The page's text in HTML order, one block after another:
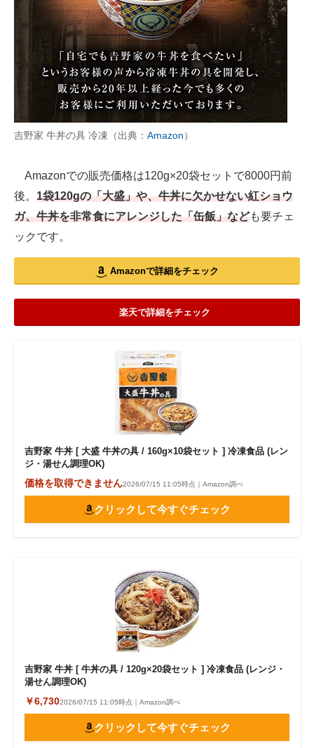
吉野家 牛丼の具 冷凍（出典： Amazon）
Amazonでの販売価格は120g×20袋セットで8000円前
後。 1袋120gの「大盛」や、牛丼に欠かせない紅ショウ
ガ、牛丼を非常食にアレンジした「缶飯」なども要チェ
ックです。
Amazonで詳細をチェック
楽天で詳細をチェック
吉野家 牛丼 [ 大盛 牛丼の具 / 160g×10袋セット ] 冷凍食品 (レン
ジ・湯せん調理OK)
価格を取得できません2026/07/15 11:05時点｜Amazon調べ
クリックして今すぐチェック
吉野家 牛丼 [ 牛丼の具 / 120g×20袋セット ] 冷凍食品 (レンジ・
湯せん調理OK)
￥6,7302026/07/15 11:05時点｜Amazon調べ
クリックして今すぐチェック